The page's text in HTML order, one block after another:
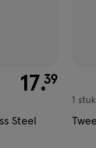
€ 17.39
17.39
Steel
1 stuk